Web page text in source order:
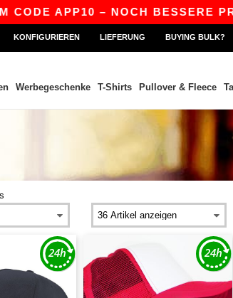
– NOCH BESSERE PREISE IN
KONFIGURIEREN LIEFERUNG BUYING BULK?
Werbegeschenke T-Shirts Pullover & Fleece